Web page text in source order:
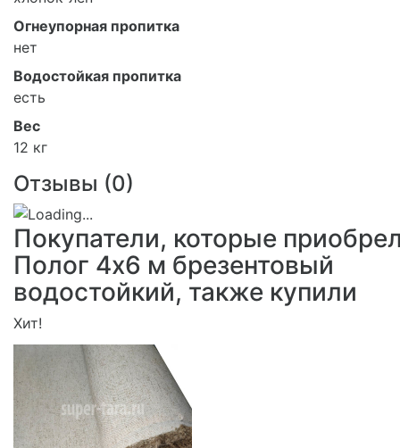
Огнеупорная пропитка
нет
Водостойкая пропитка
есть
Вес
12 кг
Отзывы (0)
Покупатели, которые
Полог 4х6 м брезентовый
водостойкий, также купили
Хит!